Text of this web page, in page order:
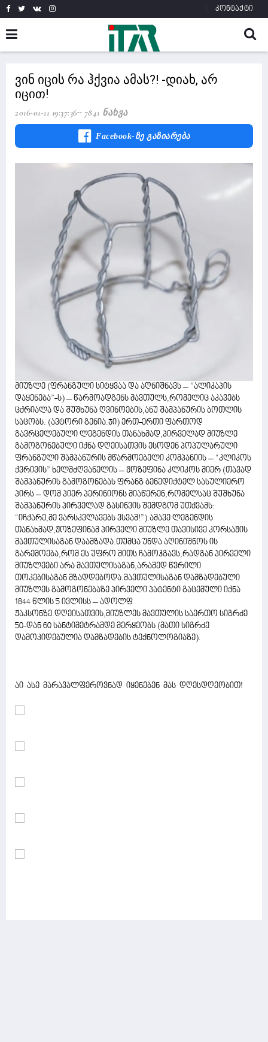
კონტაქტი
ვინ იცის რა ჰქვია ამას?! -დიახ, არ
იცით!
2016-01-11 19:37:36 7841 Ნახვა
Facebook-Ზე Გაზიარება
მიუზლე (ფრანგული სიტყვაა და აღნიშნავს – ”ალიკაპის
დაყენება”-ს) – წარმოადგენს მავთულს,რომელიც აკავებს
ცქრიალა და შუშხუნა ღვინოების,ანუ შამპანურის ბოთლის
საცობს. (ავტორი გენია.ჯი) ერთ-ერთი ფართოდ
გავრცელებული ლეგენდის თანახმად,პირველად მიუზლე
გამოგონებული იქნა დღეისათვის ესოდენ პოპულარული
ფრანგული შამპანურის მწარმოებელი კომპანიის – “კლიკოს
ქვრივის” ხელმძღვანელის – ჟოზეფინა კლიკოს მიერ (თავად
შამპანურის გამოგონებას ფრანგ ბენედიქტელ სასულიერო
პირს – დომ პიერ პერინიონს მიაწერენ,რომელსაც შუშხუნა
შამპანურის პირველად გასინვის შემდგომ უთქვამს:
“იჩქარე,მე ვარსკვლავებს ვსვამ!”).ამავე ლეგენდის
თანახმად,ჟოზეფინამ პირველი მიუზლე თავისივე კორსაჟის
მავთულისაგან დაამზადა.თუმცა უნდა აღინიშნოს ის
გარემოება,რომ ეს უფრო მითს ჩამოჰგავს,რადგან პირველი
მიუზლეები არა მავთულისაგან,არამედ წვრილი
თოკებისაგან მზადდებოდა.მავთულისაგან დამზადებული
მიუზლეს გამოგონებაზე პირველი პატენტი გაცემული იქნა
1844 წლის 5 ივლისს – ადოლფ
ჟაკსონზე.დღეისათვის,მიუზლეს მავთულის საერთო სიგრძე
50-დან 60 სანტიმეტრამდე მერყეობს (მათი სიგრძე
დამოკიდებულია დამზადების ტექნოლოგიაზე).
აი ასე მარავალფეროვნად იყენებენ მას დღესდღეობით!